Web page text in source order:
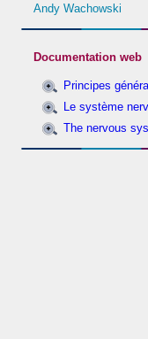
Andy Wachowski
Documentation web
Principes
Le système
The nervous